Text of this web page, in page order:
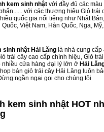
kem sinh nhật với đầy đủ các
với các thương hiệu Giỏ trái
quốc gia nổi tiếng như Nhật
Quốc, Việt Nam, Hàn Quốc, Nga,
sinh nhật Hải Lăng là nhà cung
trái cây cao cấp chính hiệu, Giỏ
nhiều cửa hàng đại lý lớn ở Hải
bán giỏ trái cây Hải Lăng luôn
ngần ngại gọi cho chúng tôi
kem sinh nhật HOT